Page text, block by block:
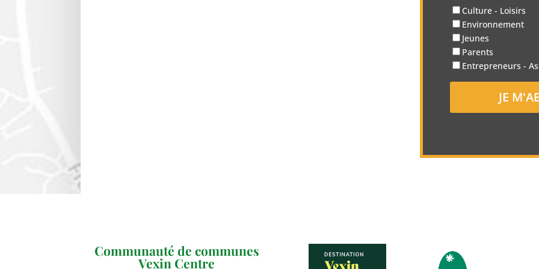
Culture - Loisirs
Environnement
Jeunes
Parents
Entrepreneurs -
Communauté de communes
Vexin Centre